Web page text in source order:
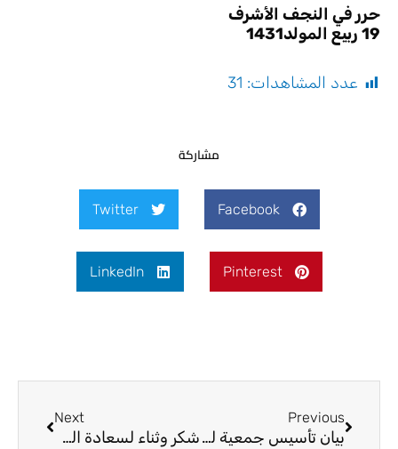
حرر في النجف الأشرف
19 ربيع المولد1431
عدد المشاهدات: 31
مشاركة
Facebook
Twitter
Pinterest
LinkedIn
Previous
بيان تأسيس جمعية لدفع العنس
Next
شكر وثناء لسعادة الدكتور خضير الخزاعي وزير التربية